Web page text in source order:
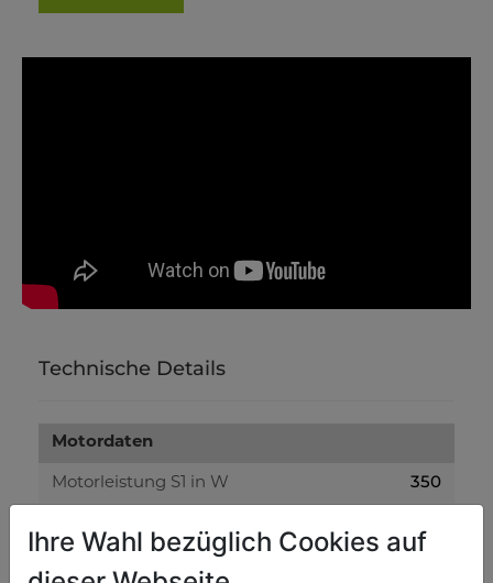
Technische Details
Motordaten
Motorleistung S1 in W 350
Ihre Wahl bezüglich Cookies auf